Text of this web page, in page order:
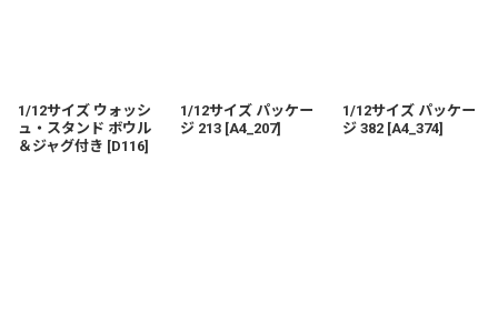
1/12サイズ ウォッシ
ュ・スタンド ボウル
＆ジャグ付き [D116]
1/12サイズ パッケー
ジ 213 [A4_207]
1/12サイズ パッケー
ジ 382 [A4_374]